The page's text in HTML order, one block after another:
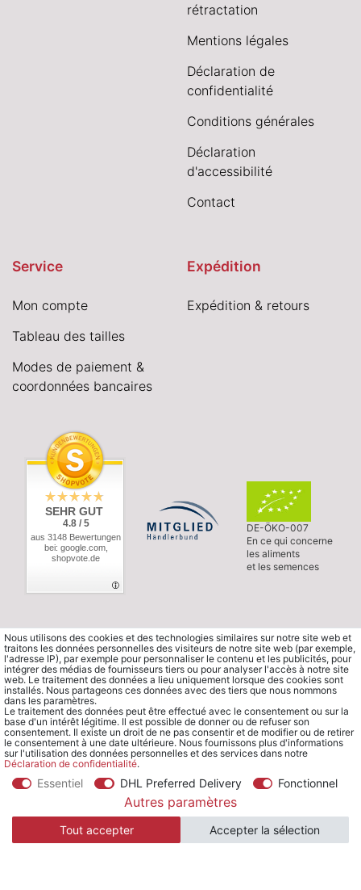
rétractation
Mentions légales
Déclaration de
confidentialité
Conditions générales
Déclaration
d'accessibilité
Contact
Service
Mon compte
Tableau des tailles
Modes de paiement &
coordonnées bancaires
Expédition
Expédition & retours
SEHR GUT
4.8 / 5
aus 3148 Bewertungen
bei: google.com,
shopvote.de
DE-ÖKO-007
En ce qui concerne
les aliments
et les semences
© Copyright 2026 Waldorfshop Tous droits réservés.
*Commander en France à partir de 99 € sans frais de port
Nous utilisons des cookies et des technologies similaires sur notre site web et
traitons les données personnelles des visiteurs de notre site web (par exemple,
l'adresse IP), par exemple pour personnaliser le contenu et les publicités, pour
intégrer des médias de fournisseurs tiers ou pour analyser l'accès à notre site
web. Le traitement des données a lieu uniquement lorsque des cookies sont
installés. Nous partageons ces données avec des tiers que nous nommons
dans les paramètres.
Le traitement des données peut être effectué avec le consentement ou sur la
base d'un intérêt légitime. Il est possible de donner ou de refuser son
consentement. Il existe un droit de ne pas consentir et de modifier ou de retirer
le consentement à une date ultérieure. Nous fournissons plus d'informations
sur l'utilisation des données personnelles et des services dans notre
Déclaration de confidentialité.
Essentiel DHL Preferred Delivery Fonctionnel
Autres paramètres
Tout accepter Accepter la sélection